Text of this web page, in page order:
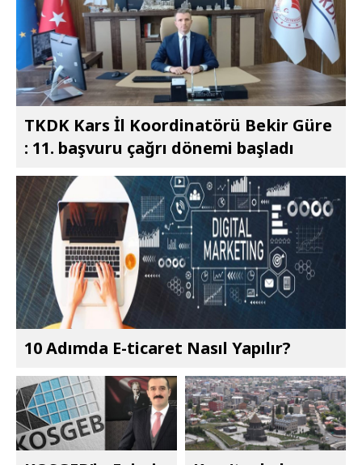
TKDK Kars İl Koordinatörü Bekir Güre
: 11. başvuru çağrı dönemi başladı
10 Adımda E-ticaret Nasıl Yapılır?